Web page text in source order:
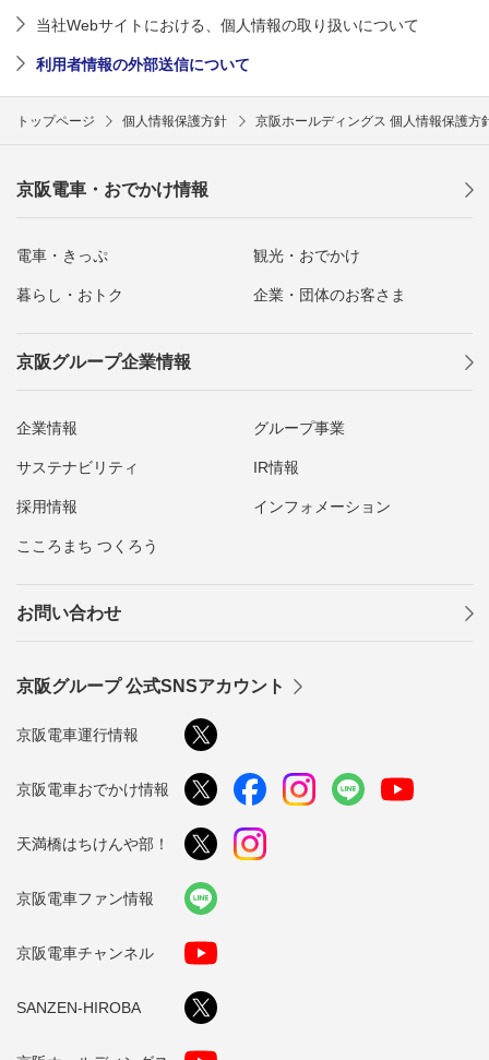
当社Webサイトにおける、個人情報の取り扱いについて
利用者情報の外部送信について
トップページ 個人情報保護方針 京阪ホールディングス 個人情報保護方
京阪電車・おでかけ情報
電車・きっぷ 観光・おでかけ
暮らし・おトク 企業・団体のお客さま
京阪グループ企業情報
企業情報 グループ事業
サステナビリティ IR情報
採用情報 インフォメーション
こころまち つくろう
お問い合わせ
京阪グループ 公式SNSアカウント
京阪電車運行情報
京阪電車おでかけ情報
天満橋はちけんや部！
京阪電車ファン情報
京阪電車チャンネル
SANZEN-HIROBA